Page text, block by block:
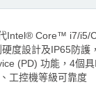
Intel® Core™ i7/i5/
度設計及IP65防護
(PD) 功能，4個
工控機等級可靠度